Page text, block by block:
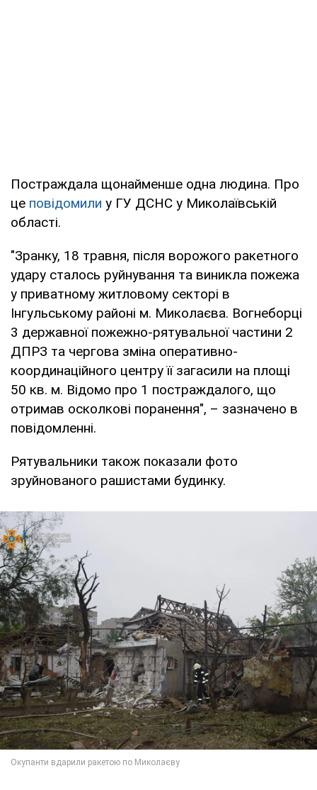
Постраждала щонайменше одна людина. Про
це повідомили у ГУ ДСНС у Миколаївській
області.
"Зранку, 18 травня, після ворожого ракетного
удару сталось руйнування та виникла пожежа
у приватному житловому секторі в
Інгульському районі м. Миколаєва. Вогнеборці
3 державної пожежно-рятувальної частини 2
ДПРЗ та чергова зміна оперативно-
координаційного центру її загасили на площі
50 кв. м. Відомо про 1 постраждалого, що
отримав осколкові поранення", – зазначено в
повідомленні.
Рятувальники також показали фото
зруйнованого рашистами будинку.